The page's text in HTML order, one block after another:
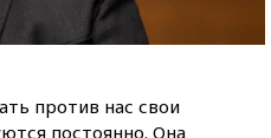
против нас свои
постоянно. Она